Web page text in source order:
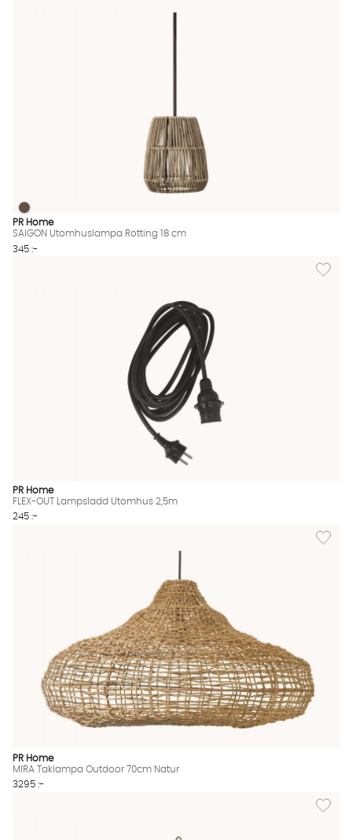
SAIGON Utomhuslampa Rotting 18 cm Finns även i dessa
SAIGON Utomhuslampa Rotting 18 cm
PR Home
SAIGON Utomhuslampa Rotting 18 cm
345 :-
Lägg
PR Home
FLEX-OUT Lampsladd Utomhus 2,5m
245 :-
Lägg
PR Home
MIRA Taklampa Outdoor 70cm Natur
3295 :-
Lägg